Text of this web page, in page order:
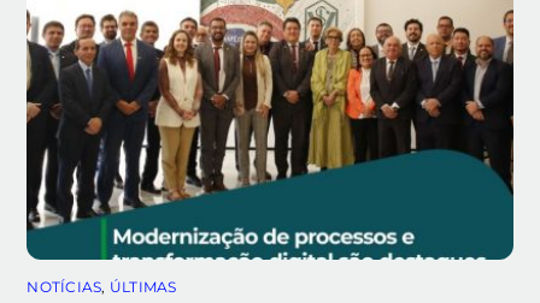
NOTÍCIAS, ÚLTIMAS